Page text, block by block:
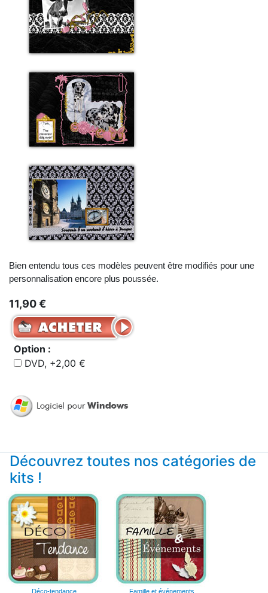
Bien entendu tous ces modèles peuvent être modifiés pour une
personnalisation encore plus poussée.
11,90 €
Option :
DVD, +2,00 €
Découvrez toutes nos catégories de
kits !
Déco-tendance Famille et événements